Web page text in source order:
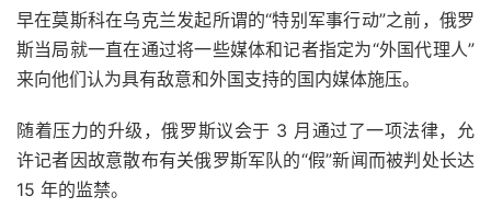
早在莫斯科在乌克兰发起所谓的“特别军事行动”之前，俄罗
斯当局就一直在通过将一些媒体和记者指定为“外国代理人”
来向他们认为具有敌意和外国支持的国内媒体施压。
随着压力的升级，俄罗斯议会于 3 月通过了一项法律，允
许记者因故意散布有关俄罗斯军队的“假”新闻而被判处长达
15 年的监禁。